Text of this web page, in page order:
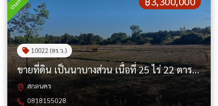
10022 (ตร.ว.)
ขายที่ดิน เป็นนาบางส่วน เนื้อที่ 25 ไร่ 22 ตารางวา
สกลนคร
0818155028